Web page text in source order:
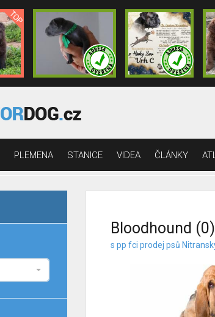
PLEMENA STANICE VIDEA ČLÁNKY
Bloodhound (0)
s pp fci prodej psů